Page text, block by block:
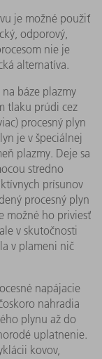
je možné použiť
odporový,
nie je
alternatíva.
báze plazmy
tlaku prúdi cez
procesný plyn
je v špeciálnej
plazmy. Deje sa
stredno
prísunov
procesný plyn
možné ho priviesť
v skutočnosti
v plameni nič
napájacie
nahradia
plynu až do
uplatnenie.
kovov,